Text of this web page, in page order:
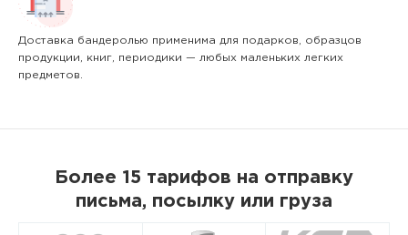
Доставка бандеролью применима для подарков, образцов
продукции, книг, периодики — любых маленьких легких
предметов.
Более 15 тарифов на отправку
письма, посылку или груза